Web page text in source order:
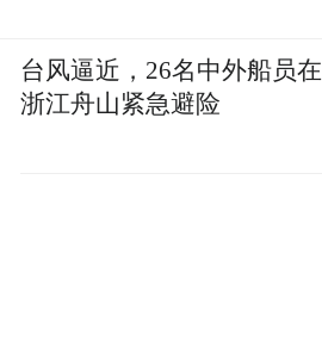
台风逼近，26名中外船员在
浙江舟山紧急避险